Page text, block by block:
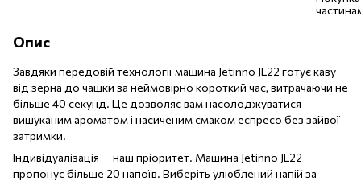
Опис
Завдяки передовій технології машина Jetinno JL22 готує каву
від зерна до чашки за неймовірно короткий час, витрачаючи не
більше 40 секунд. Це дозволяє вам насолоджуватися
вишуканим ароматом і насиченим смаком еспресо без зайвої
затримки.
Індивідуалізація — наш пріоритет. Машина Jetinno JL22
пропонує більше 20 напоїв. Виберіть улюблений напій за